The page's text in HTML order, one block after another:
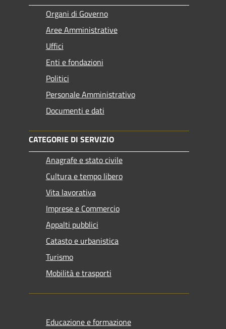
Organi di Governo
Aree Amministrative
Uffici
Enti e fondazioni
Politici
Personale Amministrativo
Documenti e dati
CATEGORIE DI SERVIZIO
Anagrafe e stato civile
Cultura e tempo libero
Vita lavorativa
Imprese e Commercio
Appalti pubblici
Catasto e urbanistica
Turismo
Mobilità e trasporti
Educazione e formazione